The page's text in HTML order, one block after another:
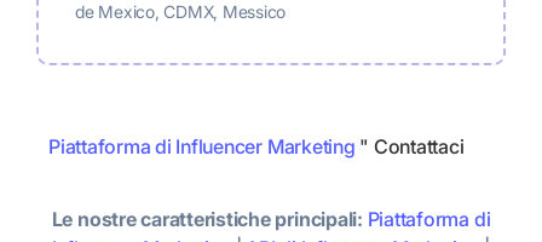
de Mexico, CDMX, Messico
Piattaforma di Influencer Marketing " Contattaci
Le nostre caratteristiche principali: Piattaforma di